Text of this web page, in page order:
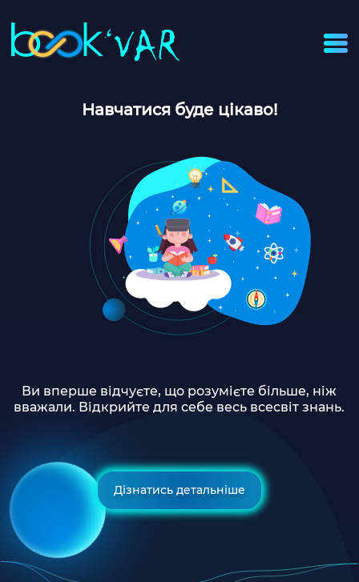
Навчатися буде цікаво!
Ви вперше відчуєте, що розумієте більше, ніж
вважали. Відкрийте для себе весь всесвіт знань.
Дізнатись детальніше